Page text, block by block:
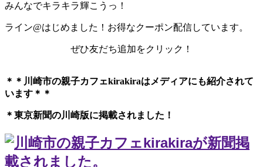
みんなでキラキラ輝こうっ！
ライン@はじめました！お得なクーポン配信しています。
ぜひ友だち追加をクリック！
＊＊川崎市の親子カフェkirakiraは メディアにも紹介されて
います＊＊
＊東京新聞の川崎版に掲載されました！